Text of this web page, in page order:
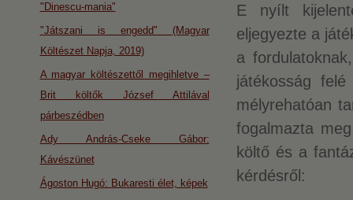
E nyílt
eljegyezte a
a
játékosság
mélyrehatóan
fogalmazta
költő és a
kérdésről:
"Dinescu-mania"
"Játszani is engedd" (Magyar
Költészet Napja, 2019)
A magyar költészettől megihletve –
Brit költők József Attilával
párbeszédben
Ady András-Cseke Gábor:
Kávészünet
Ágoston Hugó: Bukaresti élet, képek